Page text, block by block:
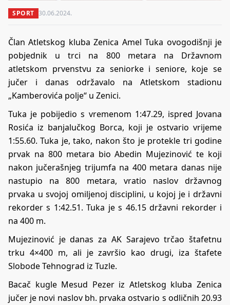
SPORT 30.06.2024.
Član Atletskog kluba Zenica Amel Tuka ovogodišnji je
pobjednik u trci na 800 metara na Državnom
atletskom prvenstvu za seniorke i seniore, koje se
jučer i danas održavalo na Atletskom stadionu
„Kamberovića polje“ u Zenici.
Tuka je pobijedio s vremenom 1:47.29, ispred Jovana
Rosića iz banjalučkog Borca, koji je ostvario vrijeme
1:55.60. Tuka je, tako, nakon što je protekle tri godine
prvak na 800 metara bio Abedin Mujezinović te koji
nakon jučerašnjeg trijumfa na 400 metara danas nije
nastupio na 800 metara, vratio naslov državnog
prvaka u svojoj omiljenoj disciplini, u kojoj je i državni
rekorder s 1:42.51. Tuka je s 46.15 državni rekorder i
na 400 m.
Mujezinović je danas za AK Sarajevo trčao štafetnu
trku 4×400 m, ali je završio kao drugi, iza štafete
Slobode Tehnograd iz Tuzle.
Bacač kugle Mesud Pezer iz Atletskog kluba Zenica
jučer je novi naslov bh. prvaka ostvario s odličnih 20.93